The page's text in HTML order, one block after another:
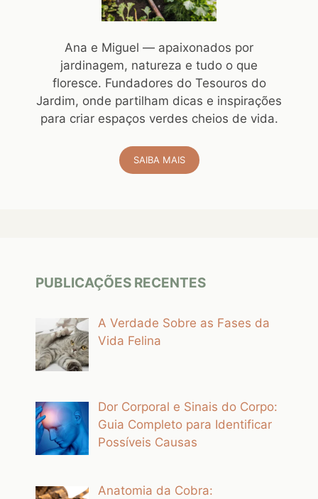
Ana e Miguel — apaixonados por
jardinagem, natureza e tudo o que
floresce. Fundadores do Tesouros do
Jardim, onde partilham dicas e inspirações
para criar espaços verdes cheios de vida.
SAIBA MAIS
PUBLICAÇÕES RECENTES
A Verdade Sobre as Fases da
Vida Felina
Dor Corporal e Sinais do Corpo:
Guia Completo para Identificar
Possíveis Causas
Anatomia da Cobra: